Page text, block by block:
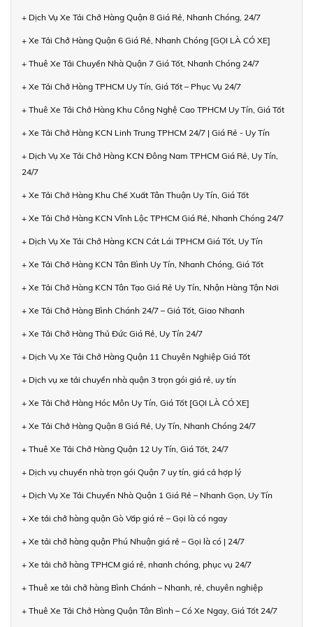
+ Dịch Vụ Xe Tải Chở Hàng Quận 8 Giá Rẻ, Nhanh Chóng, 24/7
+ Xe Tải Chở Hàng Quận 6 Giá Rẻ, Nhanh Chóng [GỌI LÀ CÓ XE]
+ Thuê Xe Tải Chuyển Nhà Quận 7 Giá Tốt, Nhanh Chóng 24/7
+ Xe Tải Chở Hàng TPHCM Uy Tín, Giá Tốt – Phục Vụ 24/7
+ Thuê Xe Tải Chở Hàng Khu Công Nghệ Cao TPHCM Uy Tín, Giá Tốt
+ Xe Tải Chở Hàng KCN Linh Trung TPHCM 24/7 | Giá Rẻ - Uy Tín
+ Dịch Vụ Xe Tải Chở Hàng KCN Đông Nam TPHCM Giá Rẻ, Uy Tín,
24/7
+ Xe Tải Chở Hàng Khu Chế Xuất Tân Thuận Uy Tín, Giá Tốt
+ Xe Tải Chở Hàng KCN Vĩnh Lộc TPHCM Giá Rẻ, Nhanh Chóng 24/7
+ Dịch Vụ Xe Tải Chở Hàng KCN Cát Lái TPHCM Giá Tốt, Uy Tín
+ Xe Tải Chở Hàng KCN Tân Bình Uy Tín, Nhanh Chóng, Giá Tốt
+ Xe Tải Chở Hàng KCN Tân Tạo Giá Rẻ Uy Tín, Nhận Hàng Tận Nơi
+ Xe Tải Chở Hàng Bình Chánh 24/7 – Giá Tốt, Giao Nhanh
+ Xe Tải Chở Hàng Thủ Đức Giá Rẻ, Uy Tín 24/7
+ Dịch Vụ Xe Tải Chở Hàng Quận 11 Chuyên Nghiệp Giá Tốt
+ Dịch vụ xe tải chuyển nhà quận 3 trọn gói giá rẻ, uy tín
+ Xe Tải Chở Hàng Hóc Môn Uy Tín, Giá Tốt [GỌI LÀ CÓ XE]
+ Xe Tải Chở Hàng Quận 8 Giá Rẻ, Uy Tín, Nhanh Chóng 24/7
+ Thuê Xe Tải Chở Hàng Quận 12 Uy Tín, Giá Tốt, 24/7
+ Dịch vụ chuyển nhà trọn gói Quận 7 uy tín, giá cả hợp lý
+ Dịch Vụ Xe Tải Chuyển Nhà Quận 1 Giá Rẻ – Nhanh Gọn, Uy Tín
+ Xe tải chở hàng quận Gò Vấp giá rẻ – Gọi là có ngay
+ Xe tải chở hàng quận Phú Nhuận giá rẻ – Gọi là có | 24/7
+ Xe tải chở hàng TPHCM giá rẻ, nhanh chóng, phục vụ 24/7
+ Thuê xe tải chở hàng Bình Chánh – Nhanh, rẻ, chuyên nghiệp
+ Thuê Xe Tải Chở Hàng Quận Tân Bình – Có Xe Ngay, Giá Tốt 24/7